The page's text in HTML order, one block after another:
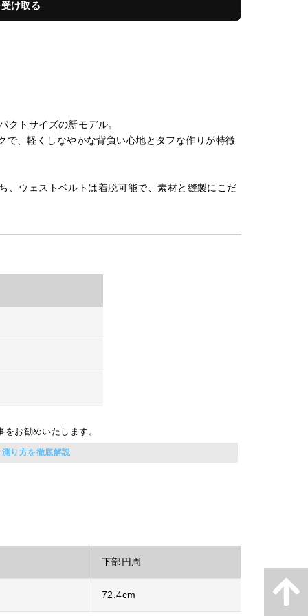
け取る
クトサイズの新モデル。
で、軽くしなやかな背負い心地とタフな作りが特徴
、ウェストベルトは着脱可能で、素材と縫製にこだ
お勧めいたします。
り方を徹底解説
下部円周
72.4cm